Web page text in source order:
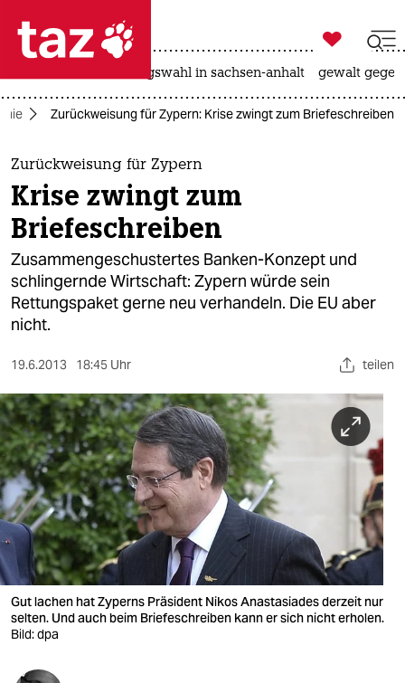
 taz zahl ich
taz zahl ich
themen
politik
öko
gesellschaft
kultur
sport
berlin
nord
wahrheit
verlag
verlag
veranstaltungen
shop
fragen & hilfe

taz zahl ich
landtagswahl in sachsen-anhalt gewalt
Zurückweisung für Zypern: Krise zwingt zum Briefeschreiben
Zurückweisung für Zypern
Krise zwingt zum
Briefeschreiben
Zusammengeschustertes Banken-Konzept und
schlingernde Wirtschaft: Zypern würde sein
Rettungspaket gerne neu verhandeln. Die EU aber
nicht.
19.6.2013 18:45 Uhr teilen
Gut lachen hat Zyperns Präsident Nikos Anastasiades derzeit nur
selten. Und auch beim Briefeschreiben kann er sich nicht erholen.
Bild: dpa